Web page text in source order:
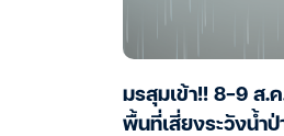
มรสุมเข้า!! 8-9 ส.
พื้นที่เสี่ยงระวังน้ำ